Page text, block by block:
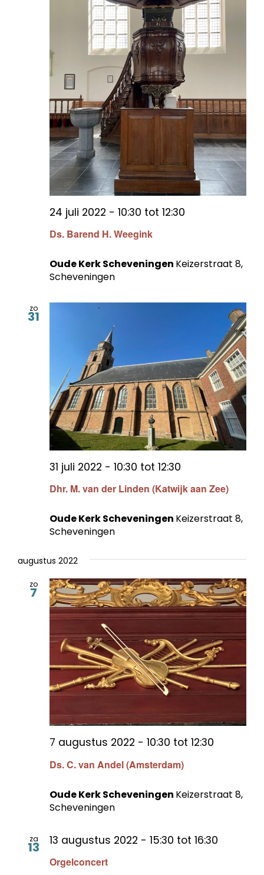
Ds. Barend H. Weegink
24 juli 2022 - 10:30 tot 12:30
Oude Kerk Scheveningen Keizerstraat 8,
Scheveningen
zo
31
Dhr. M. van der Linden (Katwijk aan Zee)
31 juli 2022 - 10:30 tot 12:30
Oude Kerk Scheveningen Keizerstraat 8,
Scheveningen
augustus 2022
zo
7
Ds. C. van Andel (Amsterdam)
7 augustus 2022 - 10:30 tot 12:30
Oude Kerk Scheveningen Keizerstraat 8,
Scheveningen
za
13
Orgelconcert
13 augustus 2022 - 15:30 tot 16:30